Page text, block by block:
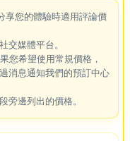
享您的體驗時適用評論價
交媒體平台。
您希望使用常規價格，
消息通知我們的預訂中心
旁邊列出的價格。